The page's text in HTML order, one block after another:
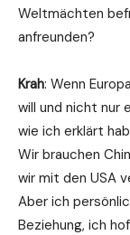
Weltmächten
anfreunden?
Krah: Wenn
will und nicht nur
wie ich erklärt
Wir brauchen
wir mit den USA
Aber ich
Beziehung, ich